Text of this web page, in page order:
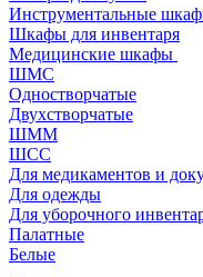
Инструментальные
Шкафы для инвентаря
Медицинские шкафы
ШМС
Одностворчатые
Двухстворчатые
ШММ
ШСС
Для медикаментов и
Для одежды
Для уборочного
Палатные
Белые